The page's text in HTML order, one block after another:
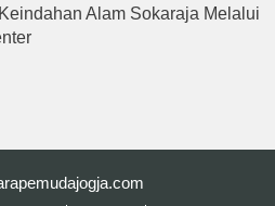
Alam Sokaraja Melalui